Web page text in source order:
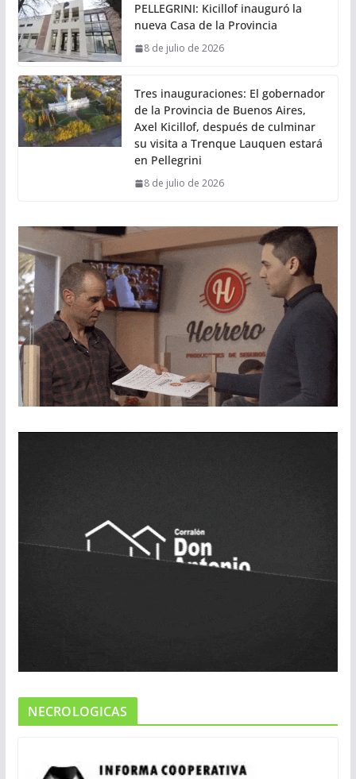
PELLEGRINI: Kicillof inauguró la
nueva Casa de la Provincia
8 de julio de 2026
Tres inauguraciones: El gobernador
de la Provincia de Buenos Aires,
Axel Kicillof, después de culminar
su visita a Trenque Lauquen estará
en Pellegrini
8 de julio de 2026
NECROLOGICAS